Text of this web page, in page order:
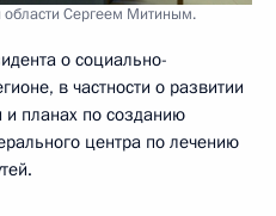
области Сергеем Митиным.
о социально-
в частности о развитии
планах по созданию
центра по лечению